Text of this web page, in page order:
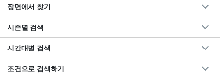
장면에서 찾기
시즌별 검색
시간대별 검색
조건으로 검색하기